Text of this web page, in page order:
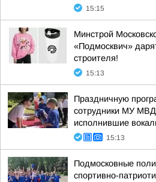
15:15
Минстрой
«Подмосквич»
строителя!
15:13
Праздничную
сотрудники МУ
исполнившие
15:13
Подмосковные
спортивно-